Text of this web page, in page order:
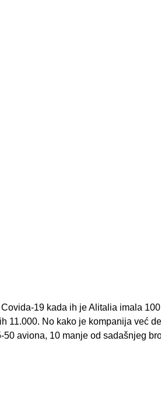
19 kada ih je Alitalia imala
11.000. No kako je kompanija već
aviona, 10 manje od sadašnjeg